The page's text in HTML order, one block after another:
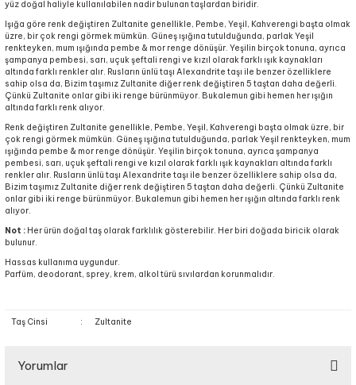
yüz doğal haliyle kullanılabilen nadir bulunan taşlardan biridir.
Işığa göre renk değiştiren Zultanite genellikle, Pembe, Yeşil, Kahverengi başta olmak
üzre, bir çok rengi görmek mümkün. Güneş ışığına tutulduğunda, parlak Yeşil
renkteyken, mum ışığında pembe & mor renge dönüşür. Yeşilin birçok tonuna, ayrıca
şampanya pembesi, sarı, uçuk şeftali rengi ve kızıl olarak farklı ışık kaynakları
altında farklı renkler alır. Rusların ünlü taşı Alexandrite taşı ile benzer özelliklere
sahip olsa da, Bizim taşımız Zultanite diğer renk değiştiren 5 taştan daha değerli.
Çünkü Zultanite onlar gibi iki renge bürünmüyor. Bukalemun gibi hemen her ışığın
altında farklı renk alıyor.
Renk değiştiren Zultanite genellikle, Pembe, Yeşil, Kahverengi başta olmak üzre, bir
çok rengi görmek mümkün. Güneş ışığına tutulduğunda, parlak Yeşil renkteyken, mum
ışığında pembe & mor renge dönüşür. Yeşilin birçok tonuna, ayrıca şampanya
pembesi, sarı, uçuk şeftali rengi ve kızıl olarak farklı ışık kaynakları altında farklı
renkler alır. Rusların ünlü taşı Alexandrite taşı ile benzer özelliklere sahip olsa da,
Bizim taşımız Zultanite diğer renk değiştiren 5 taştan daha değerli. Çünkü Zultanite
onlar gibi iki renge bürünmüyor. Bukalemun gibi hemen her ışığın altında farklı renk
alıyor.
Not : Her ürün doğal taş olarak farklılık gösterebilir. Her biri doğada biricik olarak
bulunur.
Hassas kullanıma uygundur.
Parfüm, deodorant, sprey, krem, alkol türü sıvılardan korunmalıdır.
Taş Cinsi : Zultanite
Yorumlar